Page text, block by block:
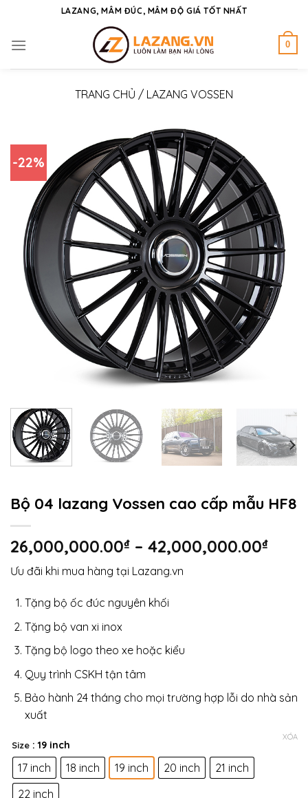
content
LAZANG, MÂM ĐÚC, MÂM ĐỘ GIÁ TỐT NHẤT
0
TRANG CHỦ / LAZANG VOSSEN
-22%
Bộ 04 lazang Vossen cao cấp mẫu HF8
26,000,000.00₫ – 42,000,000.00₫
Ưu đãi khi mua hàng tại Lazang.vn
Tặng bộ ốc đúc nguyên khối
Tặng bộ van xi inox
Tặng bộ logo theo xe hoặc kiểu
Quy trình CSKH tận tâm
Bảo hành 24 tháng cho mọi trường hợp lỗi do nhà sản
xuất
Size : 19 inch
17 inch 18 inch 19 inch 20 inch
21 inch
22 inch
XÓA